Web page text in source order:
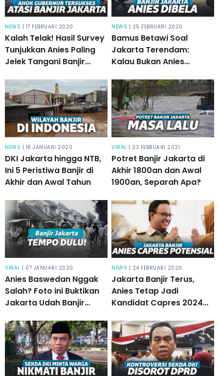
NEWS | 17 FEBRUARI 2020
Kalah Telak! Hasil Survey
Tunjukkan Anies Paling
Jelek Tangani Banjir
NEWS | 25 FEBRUARI 2020
Bamus Betawi Soal
Jakarta Terendam:
Kalau Bukan Anies
Tiap Senin Selasa Rabu!
NEWS | 18 JANUARI 2020
DKI Jakarta hingga NTB,
Ini 5 Peristiwa Banjir di
Akhir dan Awal Tahun
VIRAL | 23 FEBRUARI 2021
Potret Banjir Jakarta di
Akhir 1800an dan Awal
1900an, Separah Apa?
VIRAL | 07 JANUARI 2020
Anies Baswedan Nggak
Salah? Foto ini Buktikan
Jakarta Udah Banjir
NEWS | 24 FEBRUARI 2020
Jakarta Banjir Terus,
Anies Tetap Jadi
Kandidat Capres 2024
Bisa?